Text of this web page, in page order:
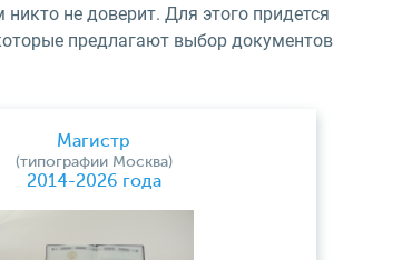
не доверит. Для этого придется
предлагают выбор документов
Магистр
(типографии Москва)
2014-2026 года